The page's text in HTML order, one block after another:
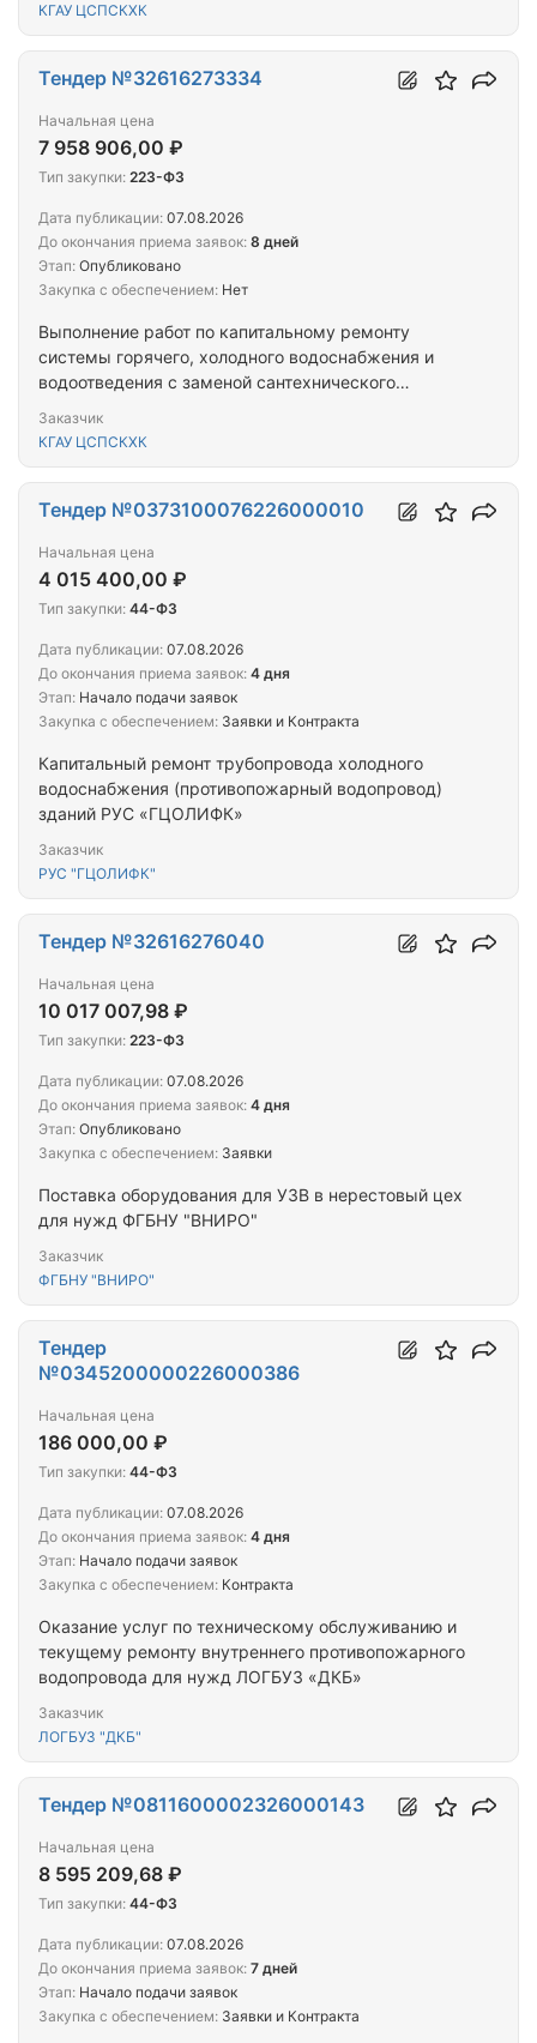
КГАУ ЦСПСКХК
Выполнение работ по капитальному ремонту
системы горячего, холодного водоснабжения и
водоотведения с заменой сантехнического
Заказчик
КГАУ ЦСПСКХК
Тендер №32616273334
Начальная цена
7 958 906,00 ₽
Тип закупки: 223-ФЗ
Дата публикации: 07.08.2026
До окончания приема заявок: 8 дней
Этап: Опубликовано
Закупка с обеспечением: Нет
Капитальный ремонт трубопровода холодного
водоснабжения (противопожарный водопровод)
зданий РУС «ГЦОЛИФК»
Заказчик
РУС "ГЦОЛИФК"
Тендер №0373100076226000010
Начальная цена
4 015 400,00 ₽
Тип закупки: 44-ФЗ
Дата публикации: 07.08.2026
До окончания приема заявок: 4 дня
Этап: Начало подачи заявок
Закупка с обеспечением: Заявки и Контракта
Поставка оборудования для УЗВ в нерестовый цех
для нужд ФГБНУ "ВНИРО"
Заказчик
ФГБНУ "ВНИРО"
Тендер №32616276040
Начальная цена
10 017 007,98 ₽
Тип закупки: 223-ФЗ
Дата публикации: 07.08.2026
До окончания приема заявок: 4 дня
Этап: Опубликовано
Закупка с обеспечением: Заявки
Оказание услуг по техническому обслуживанию и
текущему ремонту внутреннего противопожарного
водопровода для нужд ЛОГБУЗ «ДКБ»
Заказчик
ЛОГБУЗ "ДКБ"
Тендер
№0345200000226000386
Начальная цена
186 000,00 ₽
Тип закупки: 44-ФЗ
Дата публикации: 07.08.2026
До окончания приема заявок: 4 дня
Этап: Начало подачи заявок
Закупка с обеспечением: Контракта
Тендер №0811600002326000143
Начальная цена
8 595 209,68 ₽
Тип закупки: 44-ФЗ
Дата публикации: 07.08.2026
До окончания приема заявок: 7 дней
Этап: Начало подачи заявок
Закупка с обеспечением: Заявки и Контракта